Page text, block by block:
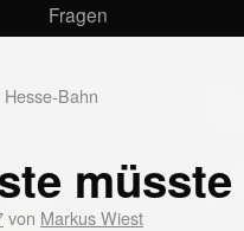
Fragen
Bahn
von Markus Wiest